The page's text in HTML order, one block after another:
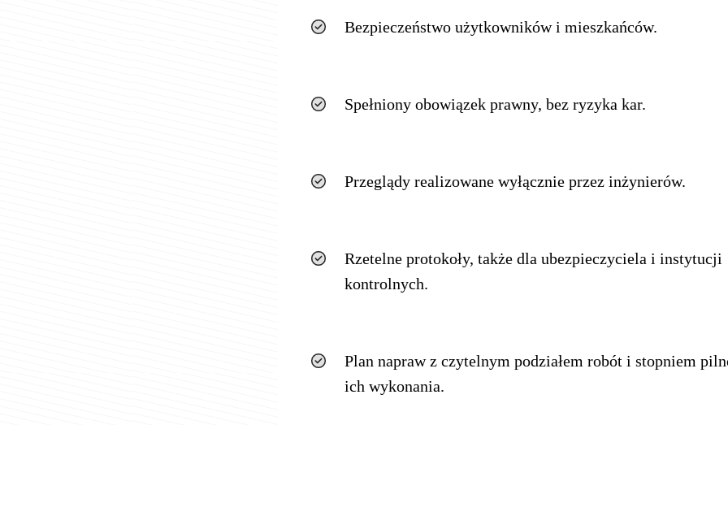
Bezpieczeństwo użytkowników i mieszkańców.
Spełniony obowiązek prawny, bez ryzyka kar.
Przeglądy realizowane wyłącznie przez inżynierów.
Rzetelne protokoły, także dla ubezpieczyciela i instytucji
kontrolnych.
Plan napraw z czytelnym podziałem robót i stopniem
ich wykonania.